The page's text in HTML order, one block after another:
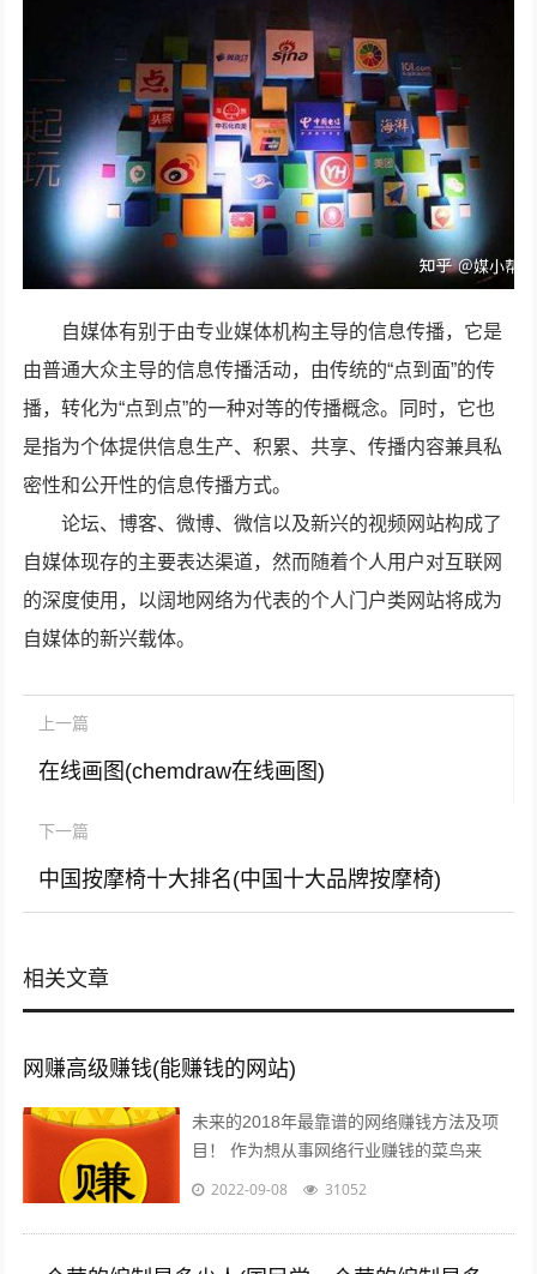
自媒体有别于由专业媒体机构主导的信息传播，它是
由普通大众主导的信息传播活动，由传统的“点到面”的传
播，转化为“点到点”的一种对等的传播概念。同时，它也
是指为个体提供信息生产、积累、共享、传播内容兼具私
密性和公开性的信息传播方式。
论坛、博客、微博、微信以及新兴的视频网站构成了
自媒体现存的主要表达渠道，然而随着个人用户对互联网
的深度使用，以阔地网络为代表的个人门户类网站将成为
自媒体的新兴载体。
上一篇
在线画图(chemdraw在线画图)
下一篇
中国按摩椅十大排名(中国十大品牌按摩椅)
相关文章
网赚高级赚钱(能赚钱的网站)
未来的2018年最靠谱的网络赚钱方法及项
目！ 作为想从事网络行业赚钱的菜鸟来
说，那些打字、注册发帖、打码、挂机、时
2022-09-08 31052